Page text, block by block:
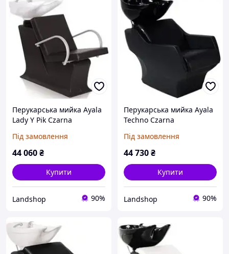
Перукарська мийка Ayala
Lady Y Pik Czarna
Під замовлення
44 060₴
Купити
Landshop 90%
Перукарська мийка Ayala
Techno Czarna
Під замовлення
44 730₴
Купити
Landshop 90%